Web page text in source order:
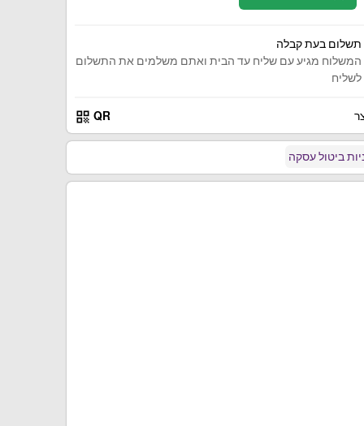
תשלום בעת קבלה
המשלוח מגיע עם שליח עד הבית ואתם משלמים את התשלום
לשליח
QR
qr_code
ביטול עסקה